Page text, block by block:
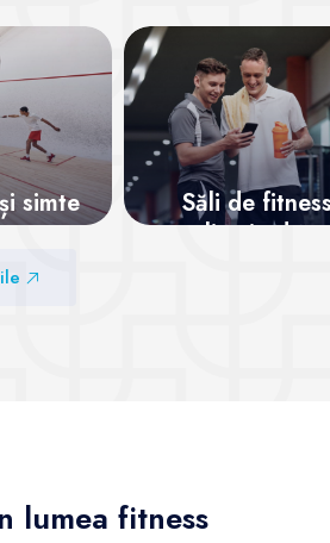
simte
Săli de
aplicație de
lumea fitness